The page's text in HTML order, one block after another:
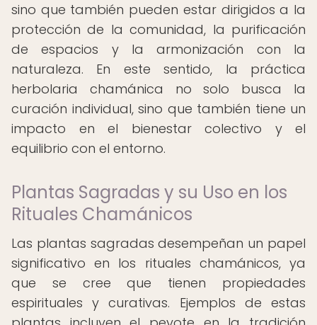
sino que también pueden estar dirigidos a la
protección de la comunidad, la purificación
de espacios y la armonización con la
naturaleza. En este sentido, la práctica
herbolaria chamánica no solo busca la
curación individual, sino que también tiene un
impacto en el bienestar colectivo y el
equilibrio con el entorno.
Plantas Sagradas y su Uso en los
Rituales Chamánicos
Las plantas sagradas desempeñan un papel
significativo en los rituales chamánicos, ya
que se cree que tienen propiedades
espirituales y curativas. Ejemplos de estas